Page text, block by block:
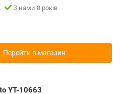
З нами 8 років
Перейти в магазин
YT-10663